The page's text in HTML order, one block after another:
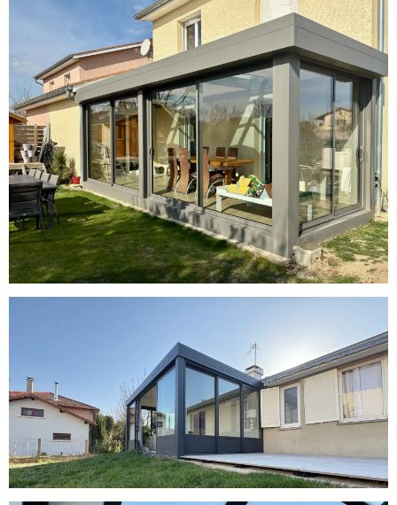
Installation d’une Véranda à Toiture
Plate avec Confort Renforcé à
chabanière
Installation d’une Véranda à Toiture
Plate à Brignais